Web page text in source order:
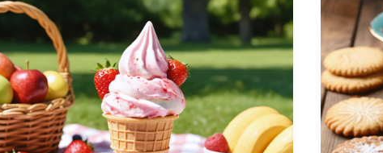
secret
minceur
pour
des
repas
rapides
pour
une
qui